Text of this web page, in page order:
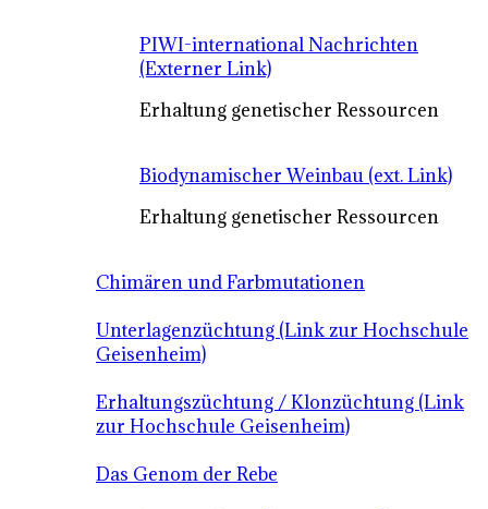
PIWI-international Nachrichten
(Externer Link)
Erhaltung genetischer Ressourcen
Biodynamischer Weinbau (ext. Link)
Erhaltung genetischer Ressourcen
Chimären und Farbmutationen
Unterlagenzüchtung (Link zur Hochschule
Geisenheim)
Erhaltungszüchtung / Klonzüchtung (Link
zur Hochschule Geisenheim)
Das Genom der Rebe